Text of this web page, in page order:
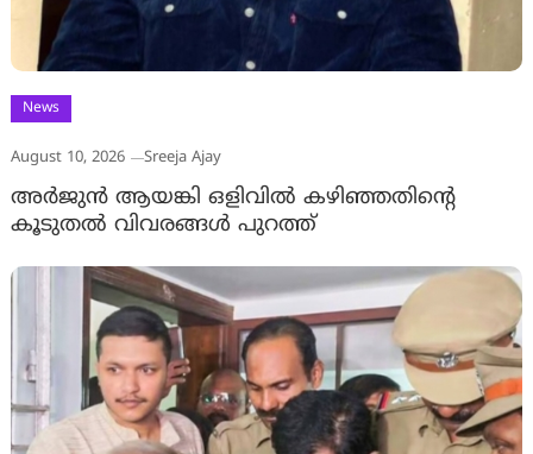
News
August 10, 2026 Sreeja Ajay
അര്‍ജുന്‍ ആയങ്കി ഒളിവില്‍ കഴിഞ്ഞതിന്റെ
കൂടുതല്‍ വിവരങ്ങള്‍ പുറത്ത്